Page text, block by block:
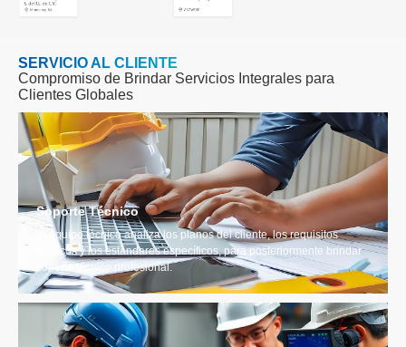
Compromiso de Brindar Servicios Integrales para
Clientes Globales
Soporte Técnico
El equipo técnico analiza los planos del cliente, los requisitos
técnicos y los estándares específicos, para posteriormente brindar
soporte técnico profesional.